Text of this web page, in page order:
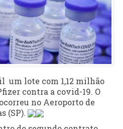
um lote com 1,12 milhão
contra a covid-19. O
no Aeroporto de
(SP).